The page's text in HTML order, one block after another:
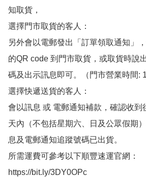
知取貨，
選擇門市取貨的客人：
另外會以電郵發出「訂單領取通知」
的QR code 到門市取貨，或取貨時說
碼及出示訊息即可。（門市營業時間:
選擇快遞送貨的客人：
會以訊息 或 電郵通知補款，確認收到
天內（不包括星期六、日及公眾假期
息及電郵通知追蹤號碼已出貨。
所需運費可參考以下順豐速運官網：
https://bit.ly/3DY0OPc